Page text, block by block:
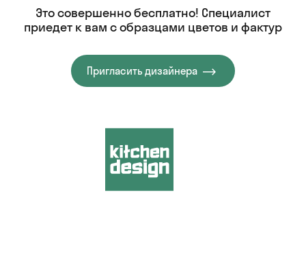
Это совершенно бесплатно! Специалист
приедет к вам с образцами цветов и фактур
Пригласить дизайнера